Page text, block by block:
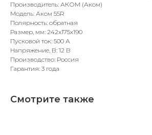
Производитель: АКОМ (Аком)
Модель: Аком 55R
Полярность: обратная
Размер, мм: 242x175x190
Пусковой ток: 500 А
Напряжение, В: 12 В
Производство: Россия
Гарантия: 3 года
Смотрите также